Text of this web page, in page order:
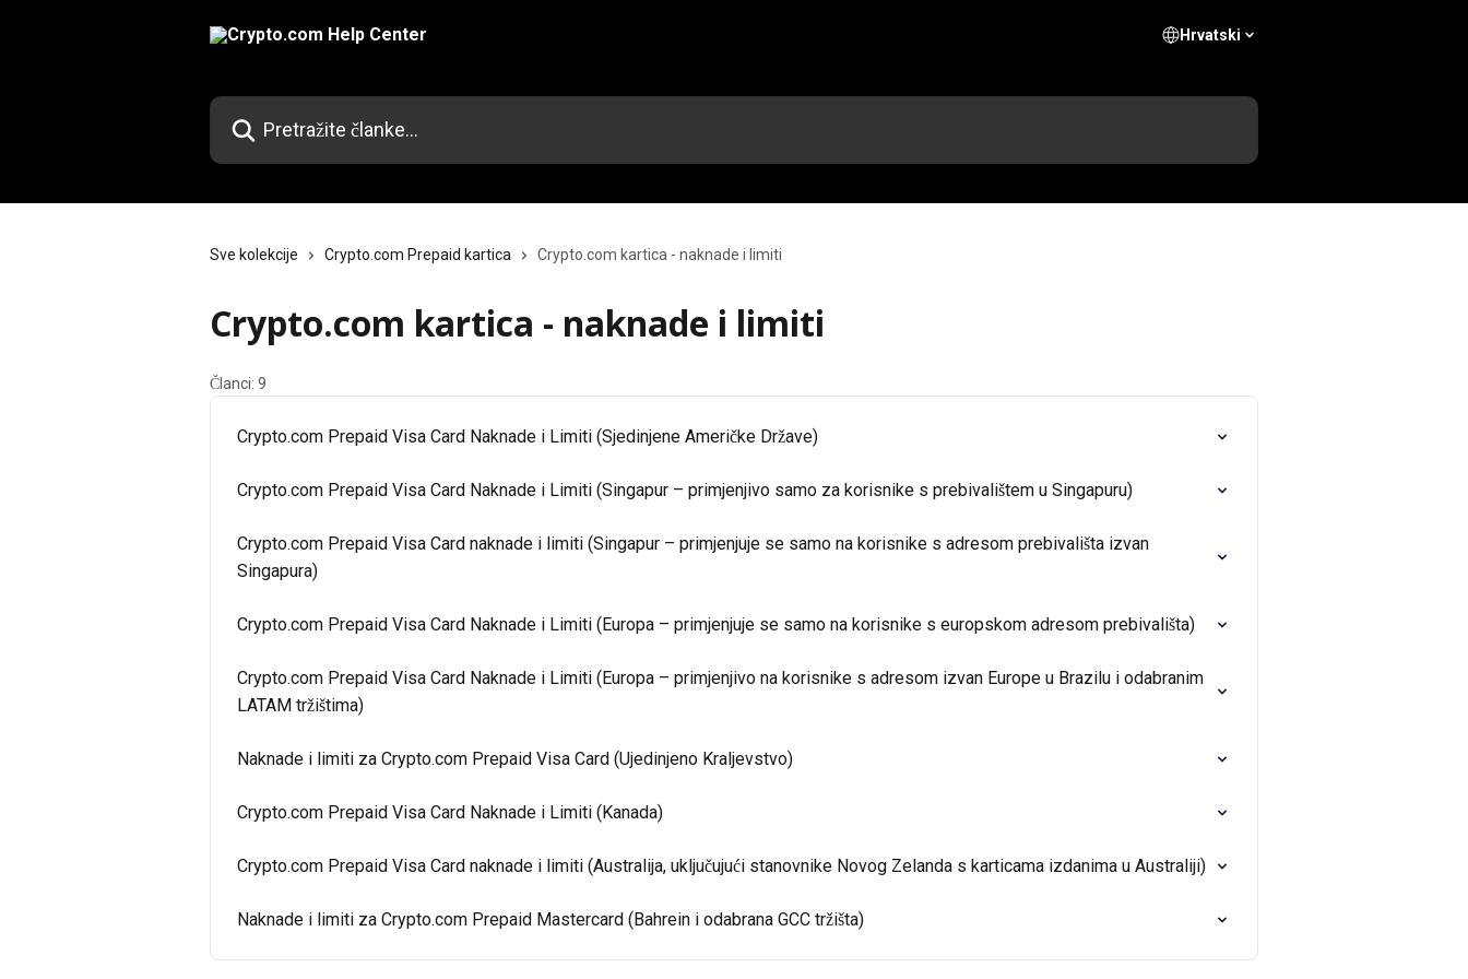
Hrvatski
Pretražite članke...
Sve kolekcije Crypto.com Prepaid kartica Crypto.com kartica - naknade i limiti
Crypto.com kartica - naknade i limiti
Članci: 9
Crypto.com Prepaid Visa Card Naknade i Limiti (Sjedinjene Američke Države)
Crypto.com Prepaid Visa Card Naknade i Limiti (Singapur – primjenjivo samo za korisnike s prebivalištem u Singapuru)
Crypto.com Prepaid Visa Card naknade i limiti (Singapur – primjenjuje se samo na korisnike s adresom prebivališta izvan
Singapura)
Crypto.com Prepaid Visa Card Naknade i Limiti (Europa – primjenjuje se samo na korisnike s europskom adresom prebivališta)
Crypto.com Prepaid Visa Card Naknade i Limiti (Europa – primjenjivo na korisnike s adresom izvan Europe u Brazilu i odabranim
LATAM tržištima)
Naknade i limiti za Crypto.com Prepaid Visa Card (Ujedinjeno Kraljevstvo)
Crypto.com Prepaid Visa Card Naknade i Limiti (Kanada)
Crypto.com Prepaid Visa Card naknade i limiti (Australija, uključujući stanovnike Novog Zelanda s karticama izdanima u Australiji)
Naknade i limiti za Crypto.com Prepaid Mastercard (Bahrein i odabrana GCC tržišta)